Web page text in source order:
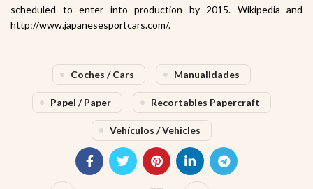
scheduled to enter into production by 2015. Wikipedia and
http://www.japanesesportcars.com/.
Coches / Cars Manualidades
Papel / Paper Recortables Papercraft
Vehículos / Vehicles